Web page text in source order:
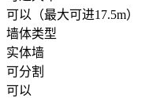
可以（最大可进17.5m）
墙体类型
实体墙
可分割
可以